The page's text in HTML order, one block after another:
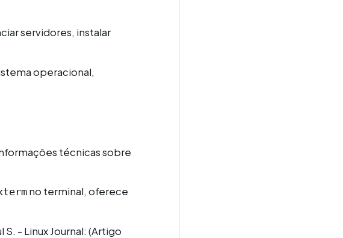
servidores, instalar
operacional,
técnicas sobre
no terminal, oferece
- Linux Journal: (Artigo